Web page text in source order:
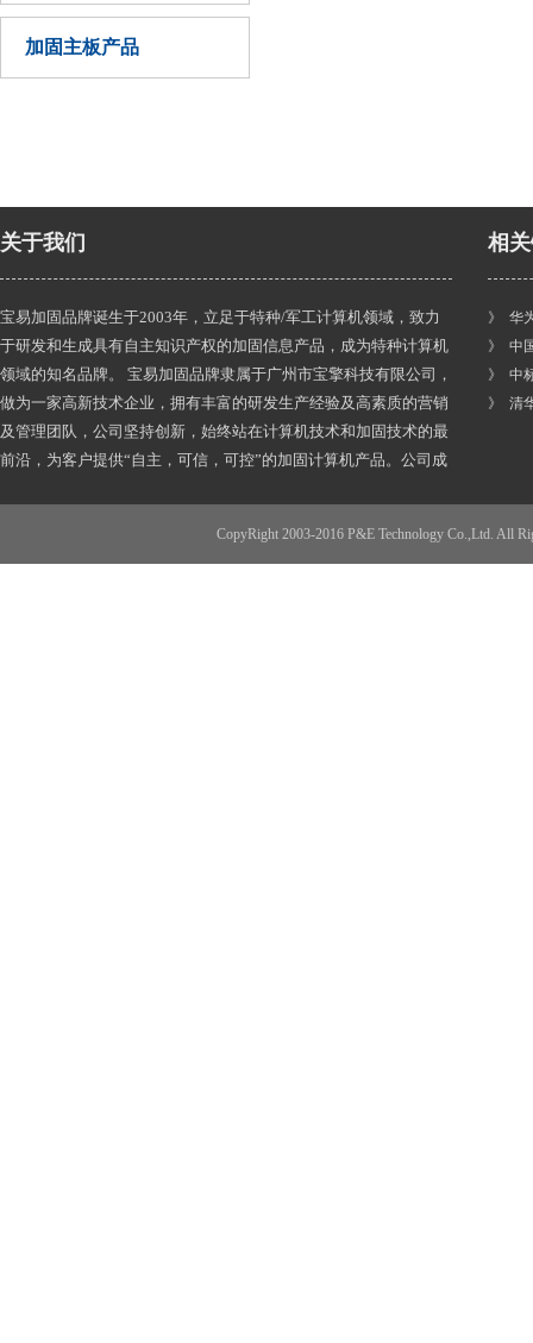
加固主板产品
关于我们
宝易加固品牌诞生于2003年，立足于特种/军工计算机领域，致力
于研发和生成具有自主知识产权的加固信息产品，成为特种计算机
领域的知名品牌。 宝易加固品牌隶属于广州市宝擎科技有限公司，
做为一家高新技术企业，拥有丰富的研发生产经验及高素质的营销
及管理团队，公司坚持创新，始终站在计算机技术和加固技术的最
前沿，为客户提供“自主，可信，可控”的加固计算机产品。公司成
相
》 华
》 中
》 中
》 清
CopyRight 2003-2016 P&E Technology Co.,Ltd. All